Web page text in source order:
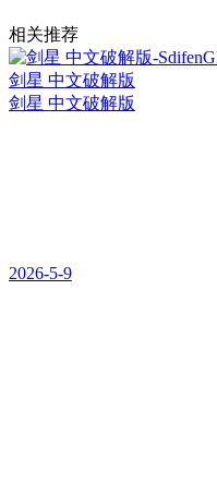
相关推荐
剑星 中文破解版
剑星 中文破解版
2026-5-9